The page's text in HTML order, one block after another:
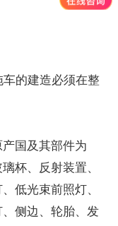
车的建造必须在整
国及其部件为
杯、反射装置、
低光束前照灯、
侧边、轮胎、发